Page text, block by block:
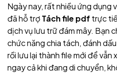
Ngày nay, rất nhiều ứng dụng
đã hỗ trợTách file pdf trực
dịch vụ lưu trữ đám mây. Bạn
chức năng chia tách, đánh
rồi lưu lại thành file mới để
ngay cả khi đang di chuyển,